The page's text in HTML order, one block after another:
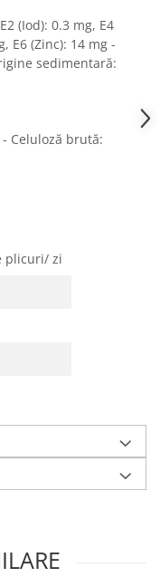
(Iod): 0.3 mg, E4
E6 (Zinc): 14 mg -
sedimentară:
- Celuloză brută:
plicuri/ zi